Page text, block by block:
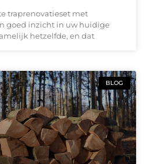
traprenovatieset met
goed inzicht in uw huidige
hetzelfde, en dat
BLOG